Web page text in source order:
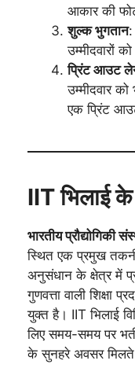
आकार की
शुल्क भुगतान:
उम्मीदवारों
प्रिंट आउट
उम्मीदवार
एक प्रिंट
IIT भिलाई के
भारतीय प्रौद्योगिकी
स्थित एक प्रमुख
अनुसंधान के क्षेत्र में
गुणवत्ता वाली शिक्षा
युक्त है। IIT भिलाई
लिए समय-समय पर
के सुनहरे अवसर